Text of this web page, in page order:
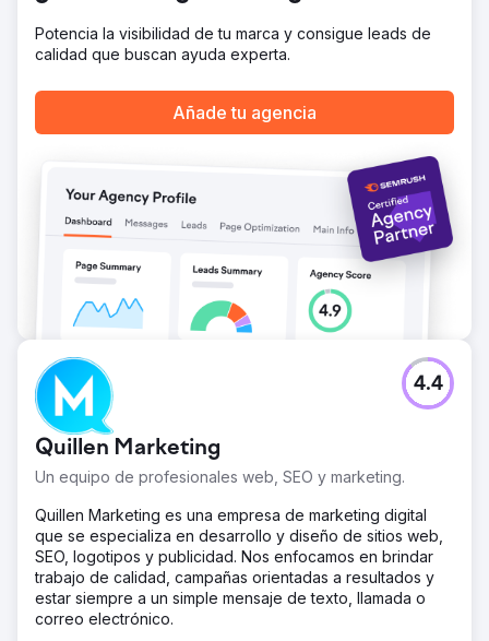
Potencia la visibilidad de tu marca y consigue leads de
calidad que buscan ayuda experta.
Añade tu agencia
Quillen Marketing
Un equipo de profesionales web, SEO y marketing.
4.4
Quillen Marketing es una empresa de marketing digital
que se especializa en desarrollo y diseño de sitios web,
SEO, logotipos y publicidad. Nos enfocamos en brindar
trabajo de calidad, campañas orientadas a resultados y
estar siempre a un simple mensaje de texto, llamada o
correo electrónico.